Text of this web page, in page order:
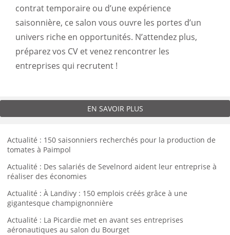
contrat temporaire ou d’une expérience
saisonnière, ce salon vous ouvre les portes d’un
univers riche en opportunités. N’attendez plus,
préparez vos CV et venez rencontrer les
entreprises qui recrutent !
EN SAVOIR PLUS
Actualité : 150 saisonniers recherchés pour la production de
tomates à Paimpol
Actualité : Des salariés de Sevelnord aident leur entreprise à
réaliser des économies
Actualité : À Landivy : 150 emplois créés grâce à une
gigantesque champignonnière
Actualité : La Picardie met en avant ses entreprises
aéronautiques au salon du Bourget